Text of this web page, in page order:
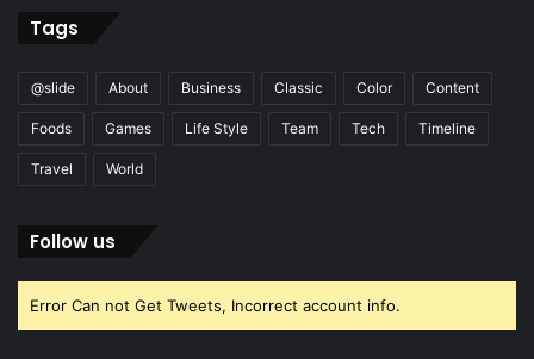
Tags
@slide About Business Classic Color Content
Foods Games Life Style Team Tech Timeline
Travel World
Follow us
Error Can not Get Tweets, Incorrect account info.